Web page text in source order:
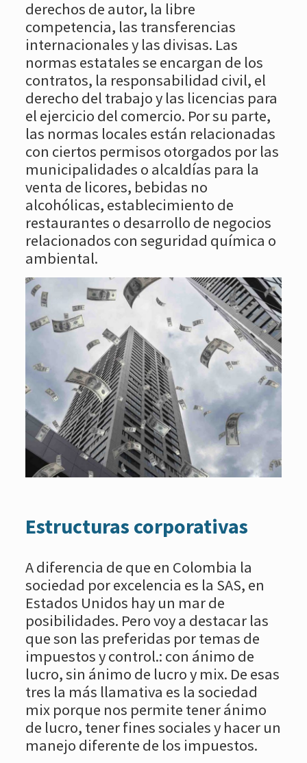
derechos de autor, la libre
competencia, las transferencias
internacionales y las divisas. Las
normas estatales se encargan de los
contratos, la responsabilidad civil, el
derecho del trabajo y las licencias para
el ejercicio del comercio. Por su parte,
las normas locales están relacionadas
con ciertos permisos otorgados por las
municipalidades o alcaldías para la
venta de licores, bebidas no
alcohólicas, establecimiento de
restaurantes o desarrollo de negocios
relacionados con seguridad química o
ambiental.
Estructuras corporativas
A diferencia de que en Colombia la
sociedad por excelencia es la SAS, en
Estados Unidos hay un mar de
posibilidades. Pero voy a destacar las
que son las preferidas por temas de
impuestos y control.: con ánimo de
lucro, sin ánimo de lucro y mix. De esas
tres la más llamativa es la sociedad
mix porque nos permite tener ánimo
de lucro, tener fines sociales y hacer un
manejo diferente de los impuestos.